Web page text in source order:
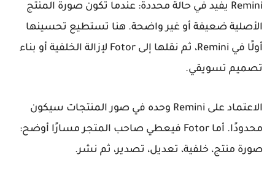
Remini يفيد في حالة محددة: عندما تكون صورة المنتج
الأصلية ضعيفة أو غير واضحة. هنا تستطيع تحسينها
أولًا في Remini، ثم نقلها إلى Fotor لإزالة الخلفية أو بناء
تصميم تسويقي.
الاعتماد على Remini وحده في صور المنتجات سيكون
محدودًا. أما Fotor فيعطي صاحب المتجر مسارًا أوضح:
صورة منتج، خلفية، تعديل، تصدير، ثم نشر.